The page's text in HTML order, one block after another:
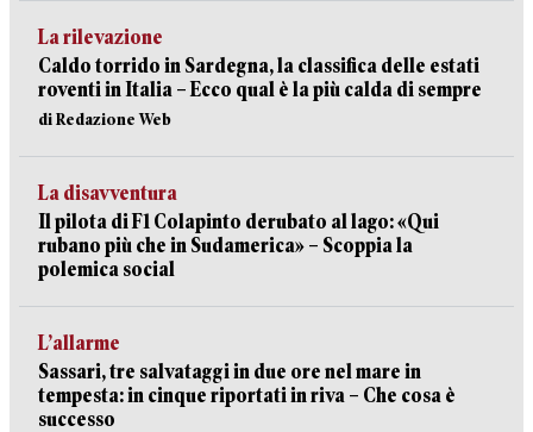
La rilevazione
Caldo torrido in Sardegna, la classifica delle estati
roventi in Italia – Ecco qual è la più calda di sempre
di Redazione Web
La disavventura
Il pilota di F1 Colapinto derubato al lago: «Qui
rubano più che in Sudamerica» – Scoppia la
polemica social
L’allarme
Sassari, tre salvataggi in due ore nel mare in
tempesta: in cinque riportati in riva – Che cosa è
successo